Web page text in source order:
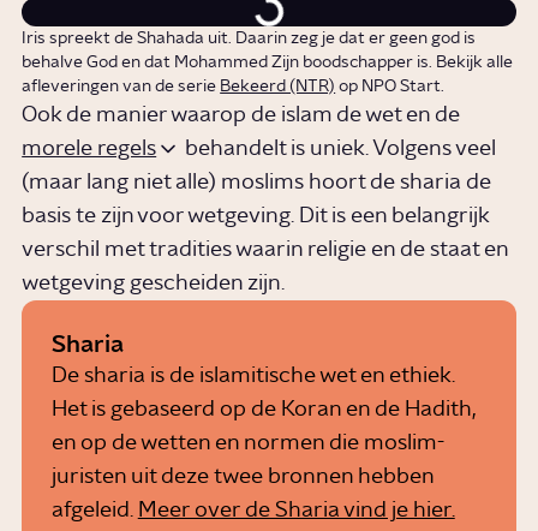
Iris spreekt de Shahada uit. Daarin zeg je dat er geen god is
behalve God en dat Mohammed Zijn boodschapper is. Bekijk alle
afleveringen van de serie Bekeerd (NTR) op NPO Start.
Ook de manier waarop de islam de wet en de
morele regels
behandelt is uniek. Volgens veel
(maar lang niet alle) moslims hoort de sharia de
basis te zijn voor wetgeving. Dit is een belangrijk
verschil met tradities waarin religie en de staat en
wetgeving gescheiden zijn.
Sharia
De sharia is de islamitische wet en ethiek.
Het is gebaseerd op de Koran en de Hadith,
en op de wetten en normen die moslim-
juristen uit deze twee bronnen hebben
afgeleid.
Meer over de Sharia vind je hier.